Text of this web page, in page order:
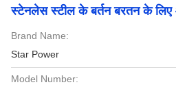
स्टेनलेस स्टील के बर्तन बरतन के लिए
Brand Name:
Star Power
Model Number: